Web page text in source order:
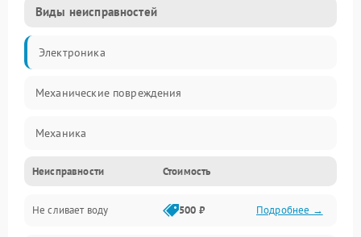
Виды неисправностей
Электроника
Механические повреждения
Механика
Управление
Электропитание
Неисправности Стоимость
Не сливает воду 500 ₽ Подробнее →